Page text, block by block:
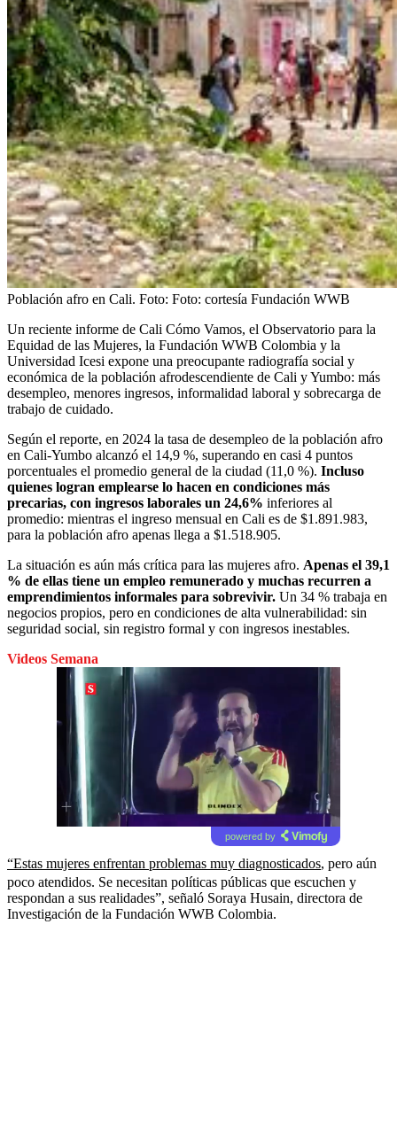
Población afro en Cali. Foto: Foto: cortesía Fundación WWB
Un reciente informe de Cali Cómo Vamos, el Observatorio para la
Equidad de las Mujeres, la Fundación WWB Colombia y la
Universidad Icesi expone una preocupante radiografía social y
económica de la población afrodescendiente de Cali y Yumbo: más
desempleo, menores ingresos, informalidad laboral y sobrecarga de
trabajo de cuidado.
Según el reporte, en 2024 la tasa de desempleo de la población afro
en Cali-Yumbo alcanzó el 14,9 %, superando en casi 4 puntos
porcentuales el promedio general de la ciudad (11,0 %). Incluso
quienes logran emplearse lo hacen en condiciones más
precarias, con ingresos laborales un 24,6% inferiores al
promedio: mientras el ingreso mensual en Cali es de $1.891.983,
para la población afro apenas llega a $1.518.905.
La situación es aún más crítica para las mujeres afro. Apenas el 39,1
% de ellas tiene un empleo remunerado y muchas recurren a
emprendimientos informales para sobrevivir. Un 34 % trabaja en
negocios propios, pero en condiciones de alta vulnerabilidad: sin
seguridad social, sin registro formal y con ingresos inestables.
Videos Semana
powered by
“Estas mujeres enfrentan problemas muy diagnosticados, pero aún
poco atendidos. Se necesitan políticas públicas que escuchen y
respondan a sus realidades”, señaló Soraya Husain, directora de
Investigación de la Fundación WWB Colombia.